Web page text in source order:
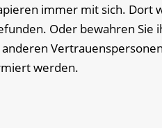
immer mit sich. Dort
Oder bewahren Sie
werden.